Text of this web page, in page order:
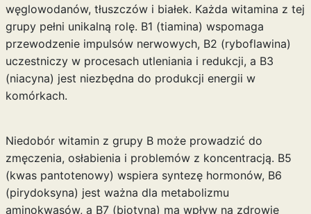
węglowodanów, tłuszczów i białek. Każda witamina z tej
grupy pełni unikalną rolę. B1 (tiamina) wspomaga
przewodzenie impulsów nerwowych, B2 (ryboflawina)
uczestniczy w procesach utleniania i redukcji, a B3
(niacyna) jest niezbędna do produkcji energii w
komórkach.
Niedobór witamin z grupy B może prowadzić do
zmęczenia, osłabienia i problemów z koncentracją. B5
(kwas pantotenowy) wspiera syntezę hormonów, B6
(pirydoksyna) jest ważna dla metabolizmu
aminokwasów, a B7 (biotyna) ma wpływ na zdrowie